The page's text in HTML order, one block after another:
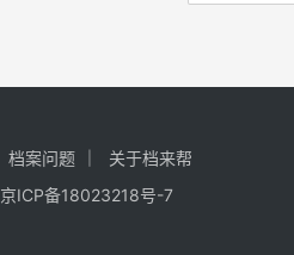
档案问题
关于档来帮
京ICP备18023218号-7